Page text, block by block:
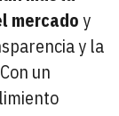
mercadoy
y la
un